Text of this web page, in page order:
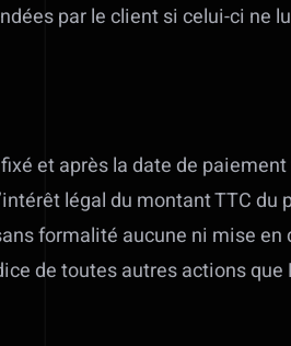
par le client si celui-ci ne
et après la date de
légal du montant TTC
formalité aucune ni mise
de toutes autres actions que